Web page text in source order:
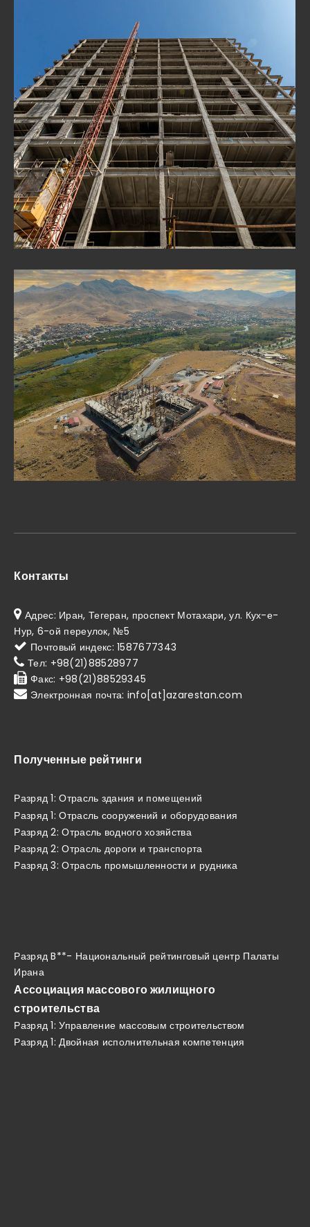
Контакты
Адрес: Иран, Тегеран, проспект Мотахари, ул. Кух-е-
Нур, 6-ой переулок, №5
Почтовый индекс: 1587677343
Тел: +98(21)88528977
Факс: +98(21)88529345
Электронная почта: info[at]azarestan.com
Полученные рейтинги
Разряд 1: Отрасль здания и помещений
Разряд 1: Отрасль сооружений и оборудования
Разряд 2: Отрасль водного хозяйства
Разряд 2: Отрасль дороги и транспорта
Разряд 3: Отрасль промышленности и рудника
Разряд B**- Национальный рейтинговый центр Палаты
Ирана
Ассоциация массового жилищного
строительства
Разряд 1: Управление массовым строительством
Разряд 1: Двойная исполнительная компетенция